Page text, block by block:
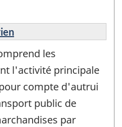
les
l'activité principale
compte d'autrui
public de
par